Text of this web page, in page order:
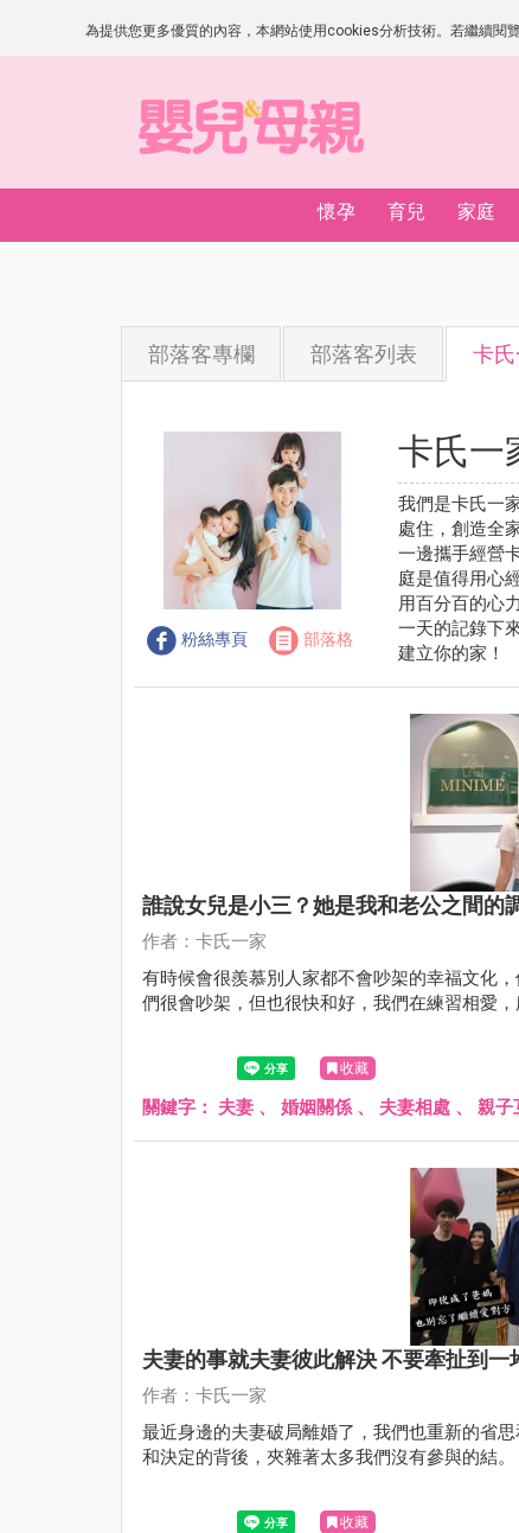
為提供您更多優質的內容，本網站使用cookies分析技術。若繼續
懷孕 育兒 家庭
部落客專欄 部落客列表 卡
粉絲專頁 部落格
卡氏一
我們是卡氏一
處住，創造全
一邊攜手經營
庭是值得用心
用百分百的心
一天的記錄下
建立你的家！
誰說女兒是小三？她是我和老公之間的
作者：卡氏一家
有時候會很羨慕別人家都不會吵架的幸福文化
們很會吵架，但也很快和好，我們在練習相愛
收藏
關鍵字： 夫妻 、 婚姻關係 、 夫妻相處 、 親子
夫妻的事就夫妻彼此解決 不要牽扯到一
作者：卡氏一家
最近身邊的夫妻破局離婚了，我們也重新的省
和決定的背後，夾雜著太多我們沒有參與的結。
收藏